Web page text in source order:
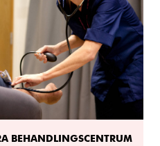
BEHANDLINGSCENTRUM